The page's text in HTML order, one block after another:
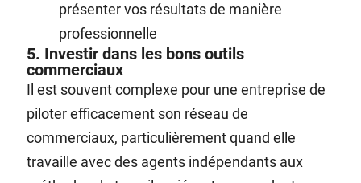
présenter vos résultats de manière
professionnelle
5. Investir dans les bons outils
commerciaux
Il est souvent complexe pour une entreprise de
piloter efficacement son réseau de
commerciaux, particulièrement quand elle
travaille avec des agents indépendants aux